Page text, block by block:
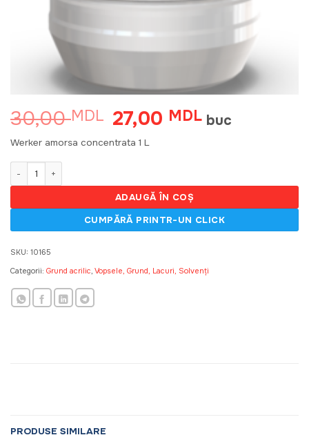
30,00MDL Prețul
inițial
a
27,00 MDLPrețul
curent
buc
Werker amorsa concentrata 1 L
ADAUGĂ ÎN COȘ
SKU: 10165
Categorii: Grund acrilic, Vopsele, Grund, Lacuri, Solvenți
PRODUSE SIMILARE